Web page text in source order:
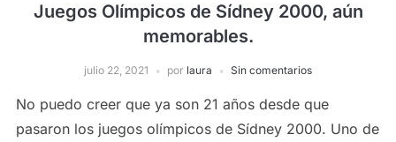
Juegos Olímpicos de Sídney 2000, aún
memorables.
julio 22, 2021 por laura Sin comentarios
No puedo creer que ya son 21 años desde que
pasaron los juegos olímpicos de Sídney 2000. Uno de